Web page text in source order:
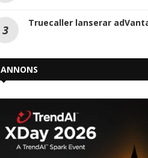
Truecaller lanserar
ANNONS